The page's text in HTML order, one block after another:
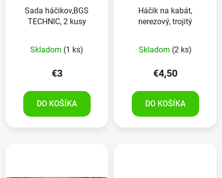
Sada háčikov,BGS
TECHNIC, 2 kusy
Skladom (1 ks)
€3
DO KOŠÍKA
Háčik na kabát,
nerezový, trojitý
Skladom (2 ks)
€4,50
DO KOŠÍKA